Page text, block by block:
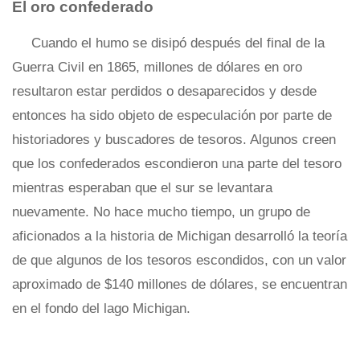
El oro confederado
Cuando el humo se disipó después del final de la
Guerra Civil en 1865, millones de dólares en oro
resultaron estar perdidos o desaparecidos y desde
entonces ha sido objeto de especulación por parte de
historiadores y buscadores de tesoros. Algunos creen
que los confederados escondieron una parte del tesoro
mientras esperaban que el sur se levantara
nuevamente. No hace mucho tiempo, un grupo de
aficionados a la historia de Michigan desarrolló la teoría
de que algunos de los tesoros escondidos, con un valor
aproximado de $140 millones de dólares, se encuentran
en el fondo del lago Michigan.